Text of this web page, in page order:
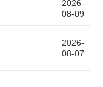
2026-
08-09
2026-
08-07